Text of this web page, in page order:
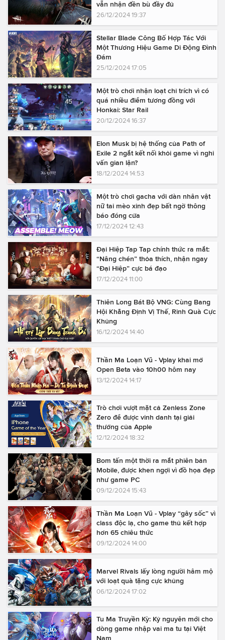
vẫn nhận đền bù đầy đủ
26/12/2024 19:37
Stellar Blade Công Bố Hợp Tác Với
Một Thương Hiệu Game Di Động Đình
Đám
25/12/2024 17:05
Một trò chơi nhận loạt chỉ trích vì có
quá nhiều điểm tương đồng với
Honkai: Star Rail
20/12/2024 16:37
Elon Musk bị hệ thống của Path of
Exile 2 ngắt kết nối khỏi game vì nghi
vấn gian lận?
18/12/2024 14:53
Một trò chơi gacha với dàn nhân vật
nữ tai mèo xinh đẹp bất ngờ thông
báo đóng cửa
17/12/2024 12:43
Đại Hiệp Tap Tap chính thức ra mắt:
“Nâng chén” thỏa thích, nhận ngay
“Đại Hiệp” cực bá đạo
17/12/2024 11:00
Thiên Long Bát Bộ VNG: Cùng Bang
Hội Khẳng Định Vị Thế, Rinh Quà Cực
Khủng
16/12/2024 14:40
Thần Ma Loạn Vũ - Vplay khai mở
Open Beta vào 10h00 hôm nay
13/12/2024 14:17
Trò chơi vượt mặt cả Zenless Zone
Zero để được vinh danh tại giải
thưởng của Apple
12/12/2024 18:32
Bom tấn một thời ra mắt phiên bản
Mobile, được khen ngợi vì đồ họa đẹp
như game PC
09/12/2024 15:43
Thần Ma Loạn Vũ - Vplay “gây sốc” vì
class độc lạ, cho game thủ kết hợp
hơn 65 chiêu thức
09/12/2024 14:00
Marvel Rivals lấy lòng người hâm mộ
với loạt quà tặng cực khủng
06/12/2024 17:02
Tu Ma Truyền Kỳ: Kỷ nguyên mới cho
dòng game nhập vai ma tu tại Việt
Nam